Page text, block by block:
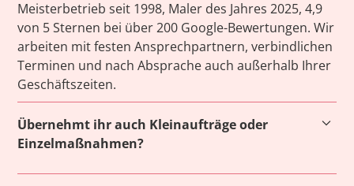
Meisterbetrieb seit 1998, Maler des Jahres 2025, 4,9
von 5 Sternen bei über 200 Google-Bewertungen. Wir
arbeiten mit festen Ansprechpartnern, verbindlichen
Terminen und nach Absprache auch außerhalb Ihrer
Geschäftszeiten.
Übernehmt ihr auch Kleinaufträge oder
Einzelmaßnahmen?